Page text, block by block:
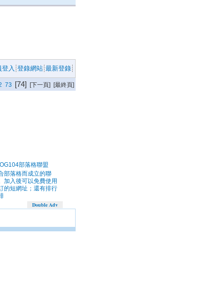
登入 登錄網站 最新登錄
73 [74] [下一頁] [最終頁]
部落格聯盟
部落格而成立的聯
加入後可以免費使用
的短網址；還有排行
Double Adv